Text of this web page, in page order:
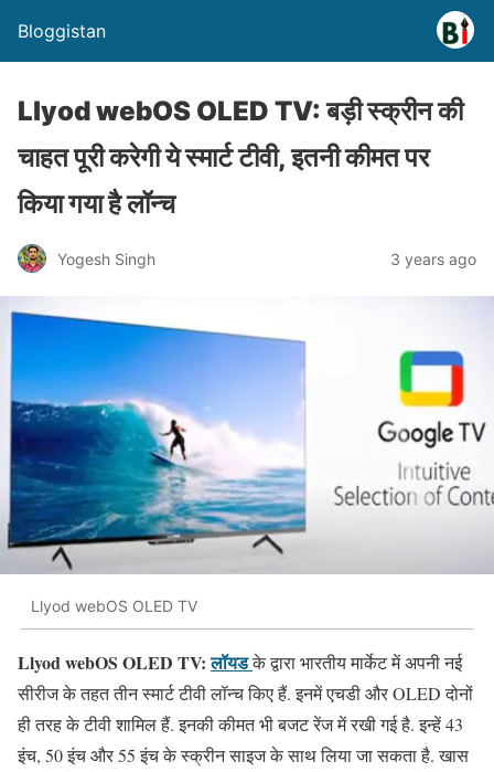
Bloggistan
Llyod webOS OLED TV: बड़ी स्क्रीन की
चाहत पूरी करेगी ये स्मार्ट टीवी, इतनी कीमत पर
किया गया है लॉन्च
Yogesh Singh 3 years ago
Llyod webOS OLED TV
Llyod webOS OLED TV: लॉयडके द्वारा भारतीय मार्केट में अपनी नई
सीरीज के तहत तीन स्मार्ट टीवी लॉन्च किए हैं. इनमें एचडी और OLED दोनों
ही तरह के टीवी शामिल हैं. इनकी कीमत भी बजट रेंज में रखी गई है. इन्हें 43
इंच, 50 इंच और 55 इंच के स्क्रीन साइज के साथ लिया जा सकता है. खास